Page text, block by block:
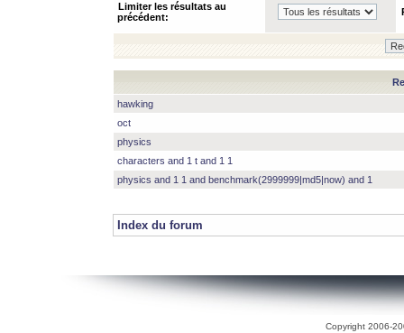
Limiter les résultats au
précédent:
hawking
oct
physics
characters and 1 t and 1 1
physics and 1 1 and benchmark(2999999|md5|now) and 1
Index du forum
Copyright 2006-